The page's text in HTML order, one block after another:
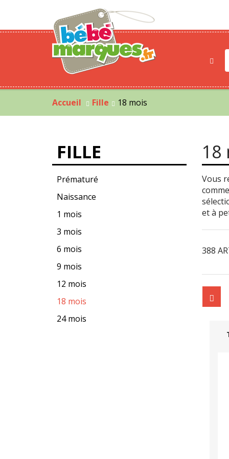
Accueil Fille 18 mois
FILLE
Prématuré
Naissance
1 mois
3 mois
6 mois
9 mois
12 mois
18 mois
24 mois
18
Vous
et à
388